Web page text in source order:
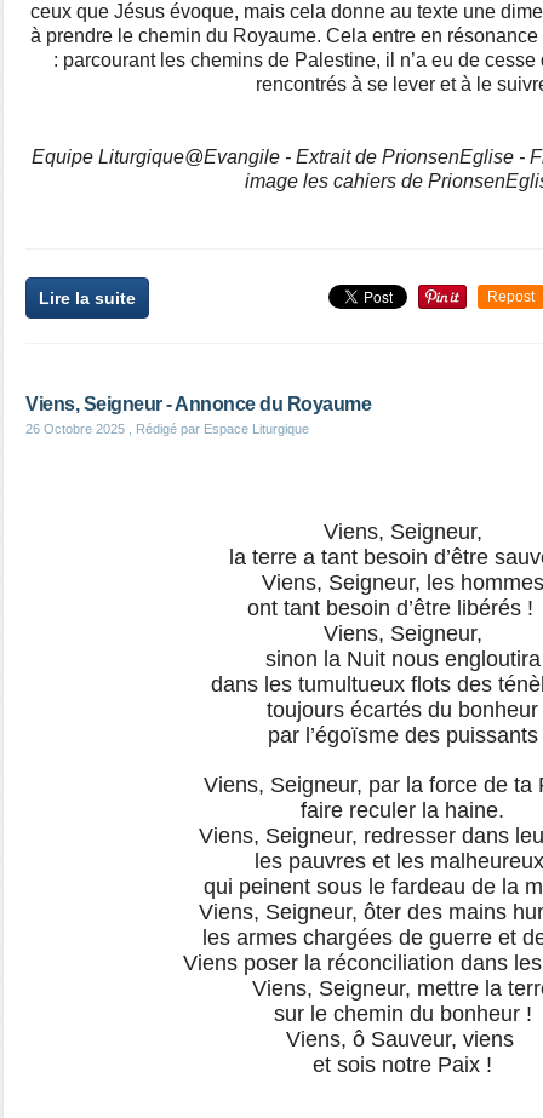
ceux que Jésus évoque, mais cela donne au texte une
à prendre le chemin du Royaume. Cela entre en
: parcourant les chemins de Palestine, il n’a eu de cesse
rencontrés à se lever et à le
Equipe Liturgique@Evangile - Extrait de PrionsenEglise -
image les cahiers de
Lire la suite Repost
Viens, Seigneur - Annonce du Royaume
26 Octobre 2025 , Rédigé par Espace Liturgique
Viens, Seigneur,
la terre a tant besoin d’être
Viens, Seigneur, les hommes
ont tant besoin d’être
Viens, Seigneur,
sinon la Nuit nous engloutira
dans les tumultueux flots des
toujours écartés du bonheur
par l’égoïsme des puissants
Viens, Seigneur, par la force de ta
faire reculer la haine.
Viens, Seigneur, redresser dans
les pauvres et les
qui peinent sous le fardeau de la
Viens, Seigneur, ôter des mains
les armes chargées de guerre et
Viens poser la réconciliation dans
Viens, Seigneur, mettre la
sur le chemin du bonheur !
Viens, ô Sauveur, viens
et sois notre Paix !